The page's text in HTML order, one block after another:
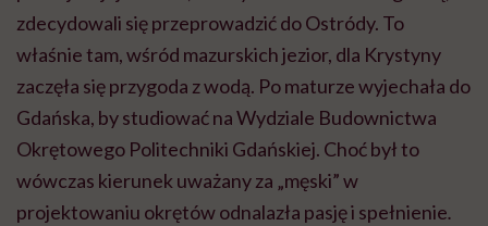
zdecydowali się przeprowadzić do Ostródy. To
właśnie tam, wśród mazurskich jezior, dla Krystyny
zaczęła się przygoda z wodą. Po maturze wyjechała do
Gdańska, by studiować na Wydziale Budownictwa
Okrętowego Politechniki Gdańskiej. Choć był to
wówczas kierunek uważany za „męski” w
projektowaniu okrętów odnalazła pasję i spełnienie.